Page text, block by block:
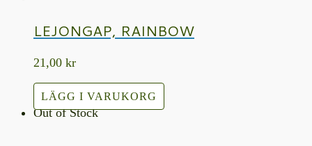
LEJONGAP, RAINBOW
21,00 kr
LÄGG I VARUKORG
Out of Stock